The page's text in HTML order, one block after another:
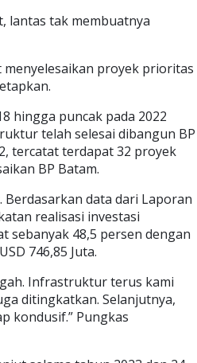
lantas tak membuatnya
menyelesaikan proyek prioritas
hingga puncak pada 2022
telah selesai dibangun BP
tercatat terdapat 32 proyek
BP Batam.
data dari Laporan
realisasi investasi
sebanyak 48,5 persen dengan
746,85 Juta.
Infrastruktur terus kami
ditingkatkan. Selanjutnya,
kondusif.” Pungkas